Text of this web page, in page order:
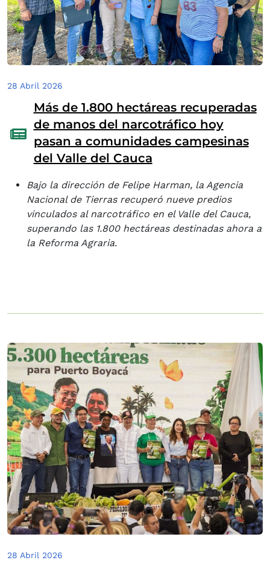
28 Abril 2026
Más de 1.800 hectáreas recuperadas
de manos del narcotráfico hoy
pasan a comunidades campesinas
del Valle del Cauca
Bajo la dirección de Felipe Harman, la Agencia
Nacional de Tierras recuperó nueve predios
vinculados al narcotráfico en el Valle del Cauca,
superando las 1.800 hectáreas destinadas ahora a
la Reforma Agraria.
28 Abril 2026